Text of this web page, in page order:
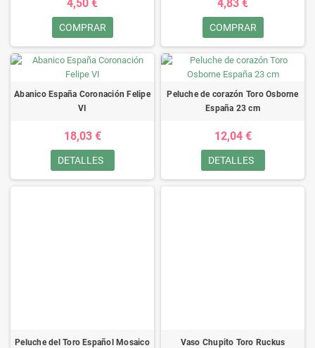
4,50 €
COMPRAR
4,83 €
COMPRAR
Abanico España Coronación Felipe
VI
18,03 €
DETALLES
Peluche de corazón Toro Osborne
España 23 cm
12,04 €
DETALLES
Peluche del Toro Español Mosaico
Vaso Chupito Toro Ruckus